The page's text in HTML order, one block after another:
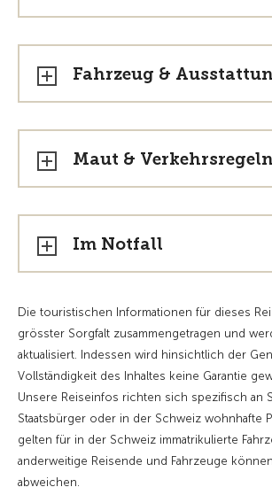
Fahrzeug &
Maut & Verkehrsregeln
Im Notfall
Die touristischen Informationen für dieses
grösster Sorgfalt zusammengetragen und
aktualisiert. Indessen wird hinsichtlich der
Vollständigkeit des Inhaltes keine Garantie
Unsere Reiseinfos richten sich spezifisch an
Staatsbürger oder in der Schweiz wohnhafte
gelten für in der Schweiz immatrikulierte
anderweitige Reisende und Fahrzeuge
abweichen.